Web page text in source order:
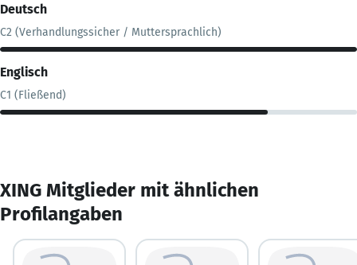
Deutsch
C2 (Verhandlungssicher / Muttersprachlich)
Englisch
C1 (Fließend)
XING Mitglieder mit ähnlichen
Profilangaben